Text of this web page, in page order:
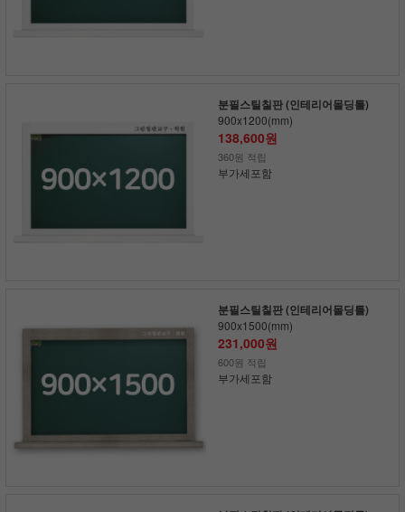
분필스틸칠판 (인테리어몰딩틀)
900x1200(mm)
138,600원
360원 적립
부가세포함
분필스틸칠판 (인테리어몰딩틀)
900x1500(mm)
231,000원
600원 적립
부가세포함